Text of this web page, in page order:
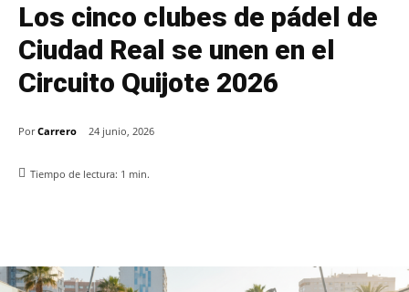
Los cinco clubes de pádel de
Ciudad Real se unen en el
Circuito Quijote 2026
Por Carrero 24 junio, 2026
Tiempo de lectura: 1 min.